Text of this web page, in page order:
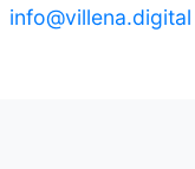
info@villena.digital